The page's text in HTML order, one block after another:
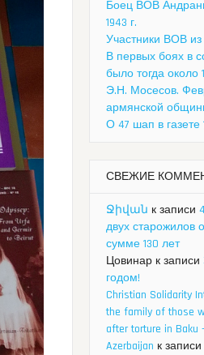
Боец ВОВ
1943 г.
Участники ВОВ
В первых боях в
было тогда около
Э.Н. Мосесов.
армянской
О 47 шап в газете
СВЕЖИЕ
Ջիվան к записи
двух старожилов
сумме 130 лет
Цовинар к записи
годом!
Christian Solidarity
the family of those
after torture in Baku
Azerbaijan к записи